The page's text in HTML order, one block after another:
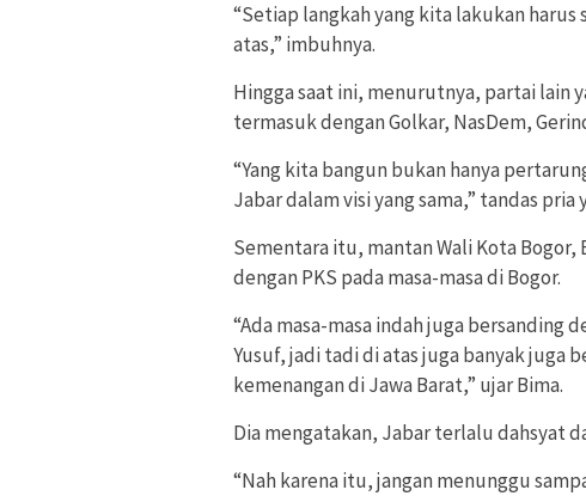
“Setiap langkah yang kita lakukan harus
atas,” imbuhnya.
Hingga saat ini, menurutnya, partai lain
termasuk dengan Golkar, NasDem,
“Yang kita bangun bukan hanya
Jabar dalam visi yang sama,” tandas
Sementara itu, mantan Wali Kota Bogor,
dengan PKS pada masa-masa di Bogor.
“Ada masa-masa indah juga bersanding
Yusuf, jadi tadi di atas juga banyak juga
kemenangan di Jawa Barat,” ujar Bima.
Dia mengatakan, Jabar terlalu dahsyat
“Nah karena itu, jangan menunggu